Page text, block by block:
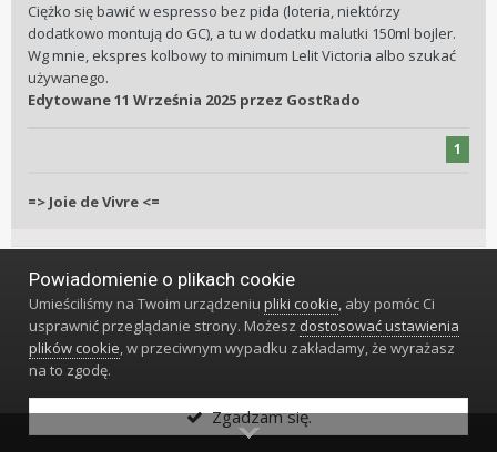
Ciężko się bawić w espresso bez pida (loteria, niektórzy
dodatkowo montują do GC), a tu w dodatku malutki 150ml bojler.
Wg mnie, ekspres kolbowy to minimum Lelit Victoria albo szukać
używanego.
Edytowane11 Września 2025 przez GostRado
1
=> Joie de Vivre <=
beniowski 10281
Napisano11 Września 2025
Co to jest pid?
Powiadomienie o plikach cookie
Umieściliśmy na Twoim urządzeniupliki cookie, aby pomóc Ci
usprawnić przeglądanie strony. Możesz dostosować ustawienia
plików cookie, w przeciwnym wypadku zakładamy, że wyrażasz
na to zgodę.
Zgadzam się.